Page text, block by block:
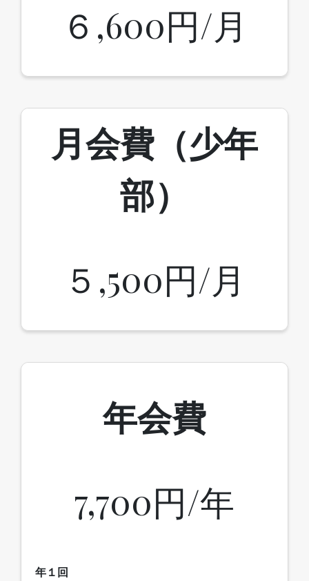
６,600円/月
月会費（少年
部）
５,500円/月
年会費
7,700円/年
年１回